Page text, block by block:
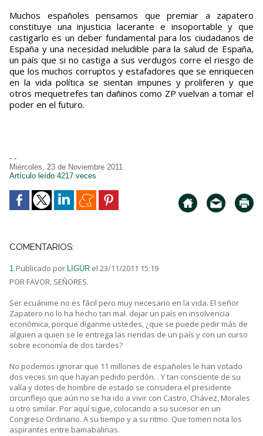
Muchos españoles pensamos que premiar a zapatero
constituye una injusticia lacerante e insoportable y que
castigarlo es un deber fundamental para los ciudadanos de
España y una necesidad ineludible para la salud de España,
un país que si no castiga a sus verdugos corre el riesgo de
que los muchos corruptos y estafadores que se enriquecen
en la vida política se sientan impunes y proliferen y que
otros mequetrefes tan dañinos como ZP vuelvan a tomar el
poder en el futuro.
- -
Miércoles, 23 de Noviembre 2011
Artículo leído 4217 veces
COMENTARIOS:
1.Publicado por LIGUR el 23/11/2011 15:19
POR FAVOR, SEÑORES.
Ser ecuánime no es fácil pero muy necesario en la vida. El señor
Zapatero no lo ha hecho tan mal. dejar un país en insolvencia
económica, porque díganme ustedes, ¿que se puede pedir más de
alguien a quien se le entrega las riendas de un país y con un curso
sobre economía de dos tardes?
No podemos ignorar que 11 millones de españoles le han votado
dos veces sin que hayan pedido perdón. . Y tan consciente de su
valía y dotes de hombre de estado se considera el presidente
circunflejo que aún no se ha ido a vivir con Castro, Chávez, Morales
u otro similar. Por aquí sigue, colocando a su sucesor en un
Congreso Ordinario. A su tiempo y a su ritmo. Que tomen nota los
aspirantes entre bamabalinas.